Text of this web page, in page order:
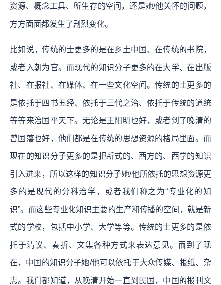
资源、概念工具、所生存的空间，还是她/他关怀的问题，
方方面面都发生了剧烈变化。
比如说，传统的士更多的是在乡土中国、在传统的书院，
或者入朝为官。而现代的知识分子更多的在大学、在出版
社、在报社、在媒体、在一些文化空间。传统的士更多的
是依托于四书五经、依托于三代之治、依托于传统的道统
等等来治国平天下。无论是王阳明也好，或者到了晚清的
曾国藩也好，他们都是在传统的思想资源的格局里面。而
现在的知识分子更多的是把新式的、西方的、西学的知识
引入进来，所以这样的知识分子她/他所依托的思想资源更
多的是现代的分科治学，或者我们称之为“专业化的知
识”。而这些专业化知识主要的生产和传播的空间，就是新
式的学校，包括中小学、大学等等。传统的士更多的是依
托于清议、奏折、文集各种方式来表达意见。而到了现
在，中国的知识分子她/他可以依托于大众传媒、报纸、杂
志。我们都知道，从晚清开始一直到民国，中国的报刊文